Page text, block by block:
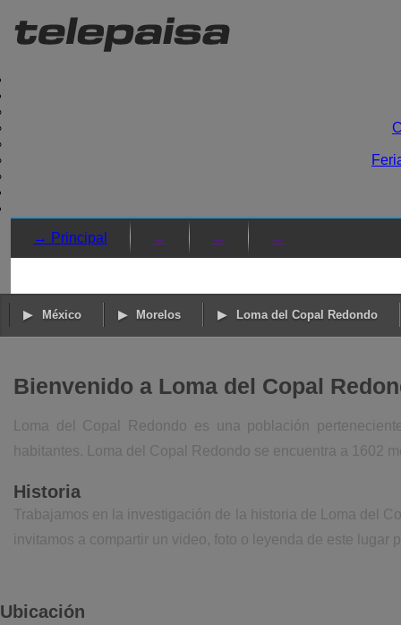
→ Principal → → →
México Morelos Loma del Copal Redondo
Bienvenido a Loma del Copal
Loma del Copal Redondo es una población
habitantes. Loma del Copal Redondo se encuentra a 1602
Historia
Trabajamos en la investigación de la historia de Loma del
invitamos a compartir un video, foto o leyenda de este lugar
Ubicación